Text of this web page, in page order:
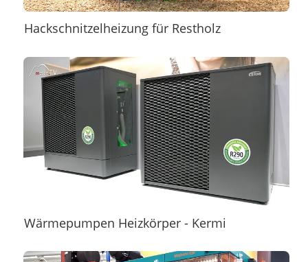
Hackschnitzelheizung für Restholz
Wärmepumpen Heizkörper - Kermi